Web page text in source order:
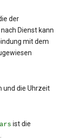
der
Dienst kann
mit dem
und die Uhrzeit
ist die